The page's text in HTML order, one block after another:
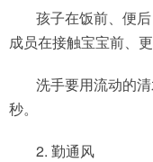
孩子在饭前、便
成员在接触宝宝前、
洗手要用流动的
秒。
2. 勤通风